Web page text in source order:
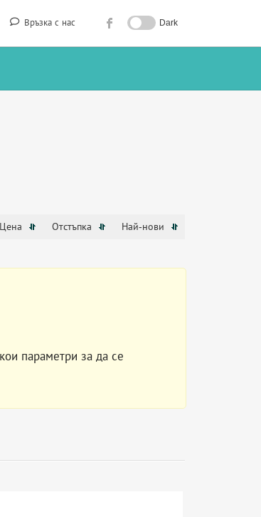
Връзка с нас Dark
Цена Отстъпка Най-нови
параметри за да се